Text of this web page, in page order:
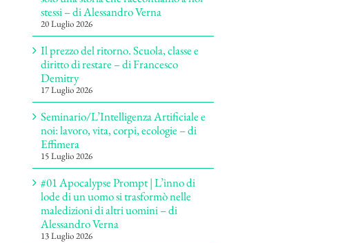
stessi – di Alessandro Verna
20 Luglio 2026
Il prezzo del ritorno. Scuola, classe e
diritto di restare – di Francesco
Demitry
17 Luglio 2026
Seminario/L’Intelligenza Artificiale e
noi: lavoro, vita, corpi, ecologie – di
Effimera
15 Luglio 2026
#01 Apocalypse Prompt | L’inno di
lode di un uomo si trasformò nelle
maledizioni di altri uomini – di
Alessandro Verna
13 Luglio 2026